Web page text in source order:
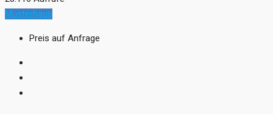
Musterhaus
Preis auf Anfrage